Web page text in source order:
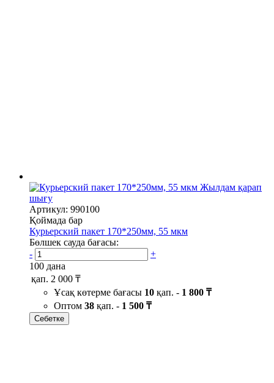
Жылдам қарап
шығу
Артикул: 990100
Қоймада бар
Курьерский пакет 170*250мм, 55 мкм
Бөлшек сауда бағасы:
-
+
100 дана
қап. 2 000 ₸
Ұсақ көтерме бағасы 10 қап. - 1 800 ₸
Оптом 38 қап. - 1 500 ₸
Себетке